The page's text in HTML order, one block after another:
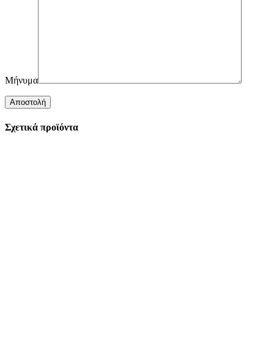
Μήνυμα
Σχετικά προϊόντα